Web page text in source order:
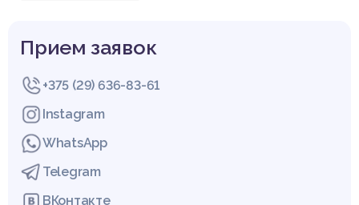
Прием заявок
+375 (29) 636-83-61
Instagram
WhatsApp
Telegram
ВКонтакте